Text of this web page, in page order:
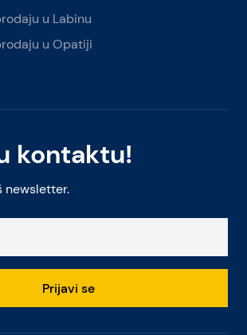
kontaktu!
newsletter.
Prijavi se
u Labinu
u Opatiji